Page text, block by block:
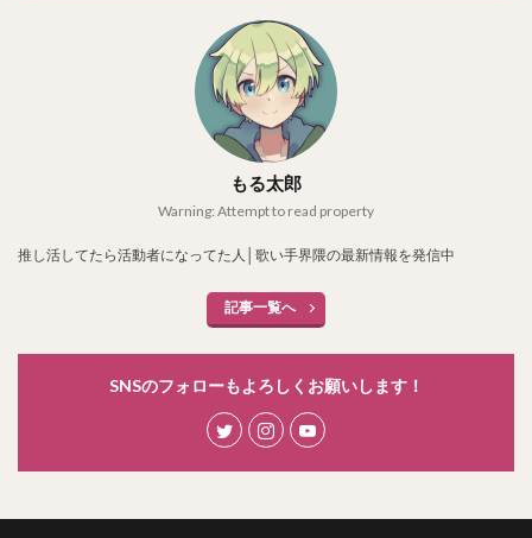
もる太郎
Warning: Attempt to read property
推し活してたら活動者になってた人│歌い手界隈の最新情報を発信中
記事一覧へ
SNSのフォローもよろしくお願いします！